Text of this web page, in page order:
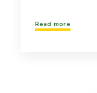
Read more